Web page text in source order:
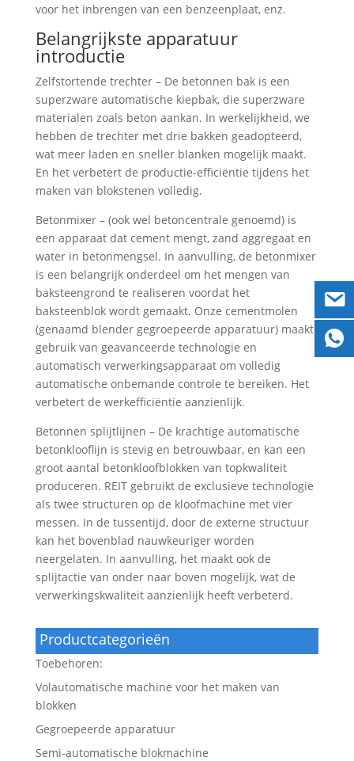
voor het inbrengen van een benzeenplaat, enz.
Belangrijkste apparatuur
introductie
Zelfstortende trechter – De betonnen bak is een
superzware automatische kiepbak, die superzware
materialen zoals beton aankan. In werkelijkheid, we
hebben de trechter met drie bakken geadopteerd,
wat meer laden en sneller blanken mogelijk maakt.
En het verbetert de productie-efficiëntie tijdens het
maken van blokstenen volledig.
Betonmixer – (ook wel betoncentrale genoemd) is
een apparaat dat cement mengt, zand aggregaat en
water in betonmengsel. In aanvulling, de betonmixer
is een belangrijk onderdeel om het mengen van
baksteengrond te realiseren voordat het
baksteenblok wordt gemaakt. Onze cementmolen
(genaamd blender gegroepeerde apparatuur) maakt
gebruik van geavanceerde technologie en
automatisch verwerkingsapparaat om volledig
automatische onbemande controle te bereiken. Het
verbetert de werkefficiëntie aanzienlijk.
Betonnen splijtlijnen – De krachtige automatische
betonklooflijn is stevig en betrouwbaar, en kan een
groot aantal betonkloofblokken van topkwaliteit
produceren. REIT gebruikt de exclusieve technologie
als twee structuren op de kloofmachine met vier
messen. In de tussentijd, door de externe structuur
kan het bovenblad nauwkeuriger worden
neergelaten. In aanvulling, het maakt ook de
splijtactie van onder naar boven mogelijk, wat de
verwerkingskwaliteit aanzienlijk heeft verbeterd.
Productcategorieën
Toebehoren:
Volautomatische machine voor het maken van
blokken
Gegroepeerde apparatuur
Semi-automatische blokmachine